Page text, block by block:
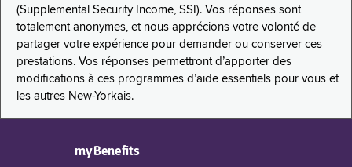
(Supplemental Security Income, SSI). Vos réponses sont
totalement anonymes, et nous apprécions votre volonté de
partager votre expérience pour demander ou conserver ces
prestations. Vos réponses permettront d’apporter des
modifications à ces programmes d’aide essentiels pour vous et
les autres New-Yorkais.
myBenefits